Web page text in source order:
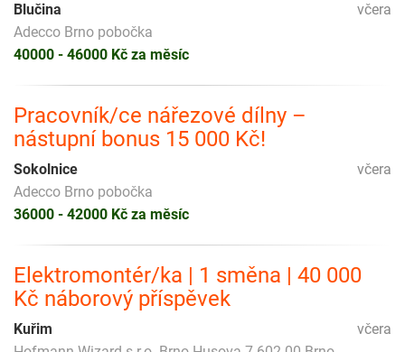
včera
Blučina
Adecco Brno pobočka
40000 - 46000 Kč za měsíc
Pracovník/ce nářezové dílny –
nástupní bonus 15 000 Kč!
včera
Sokolnice
Adecco Brno pobočka
36000 - 42000 Kč za měsíc
Elektromontér/ka | 1 směna | 40 000
Kč náborový příspěvek
včera
Kuřim